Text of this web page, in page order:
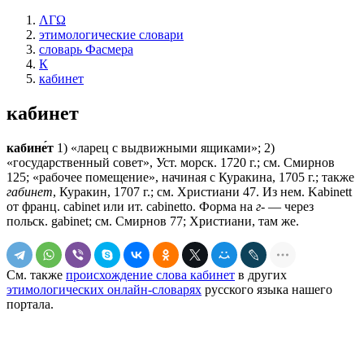
ΛΓΩ
этимологические словари
словарь Фасмера
К
кабинет
кабинет
кабине́т 1) «ларец с выдвижными ящиками»; 2)
«государственный совет», Уст. морск. 1720 г.; см. Смирнов
125; «рабочее помещение», начиная с Куракина, 1705 г.; также
габинет, Куракин, 1707 г.; см. Христиани 47. Из нем. Kabinett
от франц. саbinеt или ит. cabinetto. Форма на г- — через
польск. gabinet; см. Смирнов 77; Христиани, там же.
См. также происхождение слова кабинет в других
этимологических онлайн-словарях русского языка нашего
портала.